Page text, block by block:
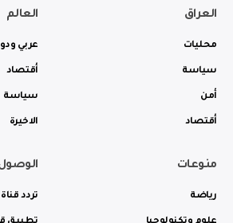
العراق
محليات
سياسة
أمن
أقتصاد
العالم
عربي
أقتصاد
سياسة
الاخيرة
منوعات
رياضة تردد